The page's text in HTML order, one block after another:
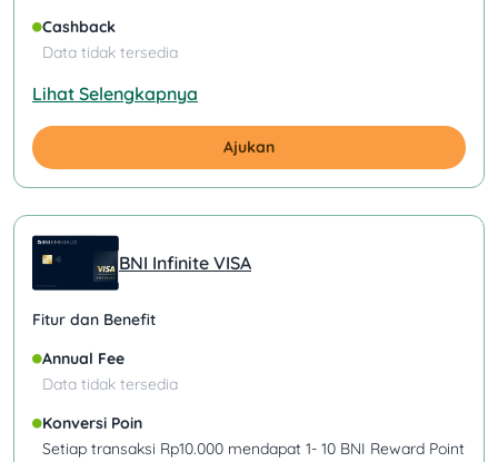
Cashback
Data tidak tersedia
Lihat Selengkapnya
Ajukan
BNI Infinite VISA
Fitur dan Benefit
Annual Fee
Data tidak tersedia
Konversi Poin
Setiap transaksi Rp10.000 mendapat 1- 10 BNI Reward Point